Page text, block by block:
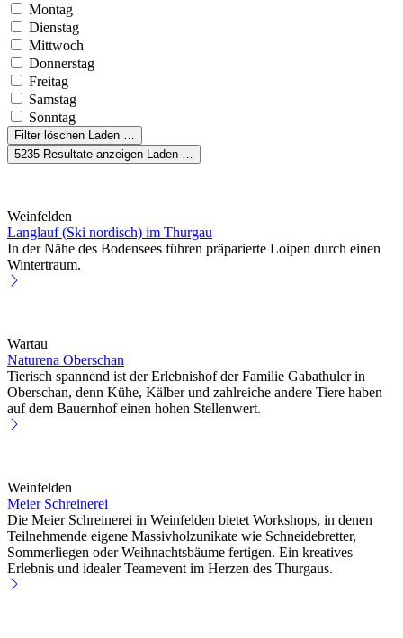
Montag
Dienstag
Mittwoch
Donnerstag
Freitag
Samstag
Sonntag
Filter löschen
Laden …
5235 Resultate anzeigen Laden …
Weinfelden
Langlauf (Ski nordisch) im Thurgau
In der Nähe des Bodensees führen präparierte Loipen durch einen
Wintertraum.
Wartau
Naturena Oberschan
Tierisch spannend ist der Erlebnishof der Familie Gabathuler in
Oberschan, denn Kühe, Kälber und zahlreiche andere Tiere haben
auf dem Bauernhof einen hohen Stellenwert.
Weinfelden
Meier Schreinerei
Die Meier Schreinerei in Weinfelden bietet Workshops, in denen
Teilnehmende eigene Massivholzunikate wie Schneidebretter,
Sommerliegen oder Weihnachtsbäume fertigen. Ein kreatives
Erlebnis und idealer Teamevent im Herzen des Thurgaus.